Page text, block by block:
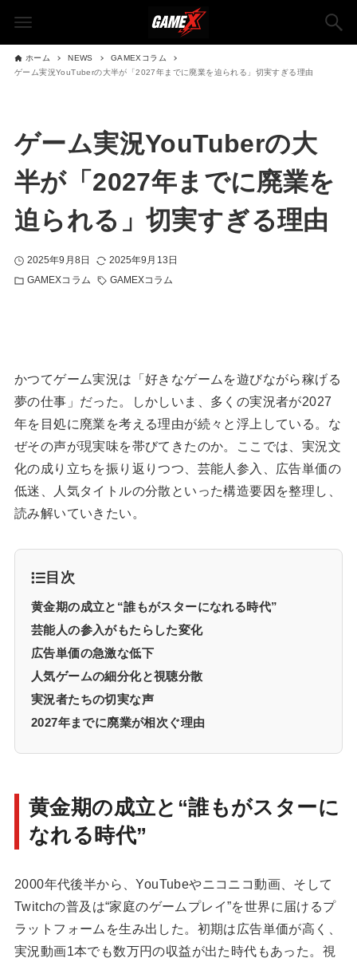
ホーム NEWS
GAMEXコラム
ゲーム実況YouTuberの大半が「2027年までに廃業を迫られる」切実すぎる理由
ゲーム実況YouTuberの大
半が「2027年までに廃業を
迫られる」切実すぎる理由
2025年9月8日
2025年9月13日
GAMEXコラム
GAMEXコラム
かつてゲーム実況は「好きなゲームを遊びながら稼げる
夢の仕事」だった。しかしいま、多くの実況者が2027
年を目処に廃業を考える理由が続々と浮上している。な
ぜその声が現実味を帯びてきたのか。ここでは、実況文
化の成り立ちを振り返りつつ、芸能人参入、広告単価の
低迷、人気タイトルの分散といった構造要因を整理し、
読み解いていきたい。
目次
黄金期の成立と“誰もがスターになれる時代”
芸能人の参入がもたらした変化
広告単価の急激な低下
人気ゲームの細分化と視聴分散
実況者たちの切実な声
2027年までに廃業が相次ぐ理由
黄金期の成立と“誰もがスターに
なれる時代”
2000年代後半から、YouTubeやニコニコ動画、そして
Twitchの普及は“家庭のゲームプレイ”を世界に届けるプ
ラットフォームを生み出した。初期は広告単価が高く、
実況動画1本でも数万円の収益が出た時代もあった。視